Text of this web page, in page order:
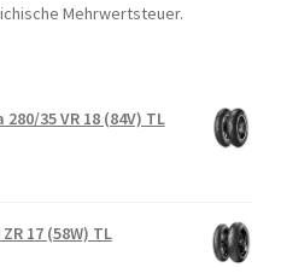
Mehrwertsteuer.
35 VR 18 (84V) TL
17 (58W) TL